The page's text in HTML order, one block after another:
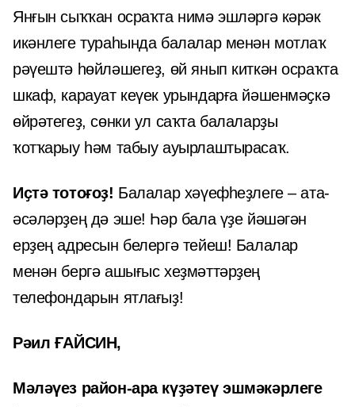
Янғын сыҡҡан осраҡта нимә эшләргә кәрәк
икәнлеге тураһында балалар менән мотлаҡ
рәүештә һөйләшегеҙ, өй янып киткән осраҡта
шкаф, карауат кеүек урындарға йәшенмәҫкә
өйрәтегеҙ, сөнки ул саҡта балаларҙы
ҡотҡарыу һәм табыу ауырлаштырасаҡ.
Иҫтә тотоғоҙ! Балалар хәүефһеҙлеге – ата-
әсәләрҙең дә эше! Һәр бала үҙе йәшәгән
ерҙең адресын белергә тейеш! Балалар
менән бергә ашығыс хеҙмәттәрҙең
телефондарын ятлағыҙ!
Рәил ҒАЙСИН,
Мәләүез район-ара күҙәтеү эшмәкәрлеге